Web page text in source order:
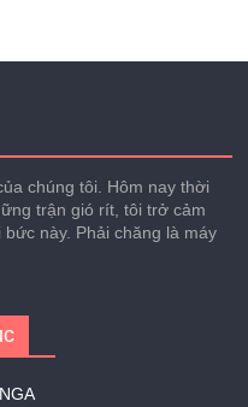
chúng tôi. Hôm nay thời
trận gió rít, tôi trở cảm
này. Phải chăng là máy